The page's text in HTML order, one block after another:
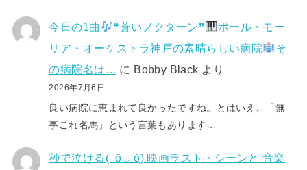
今日の1曲 ❝蒼いノクターン❞
ポール・モー
リア・オーケストラ神戸の素晴らしい病院
そ
の病院名は… に Bobby Black より
2026年7月6日
良い病院に恵まれて良かったですね。とはいえ、「無
事これ名馬」という言葉もあります…
秒で泣ける(⁠｡⁠ŏ⁠﹏⁠ŏ⁠) 映画ラスト・シーンと 音楽